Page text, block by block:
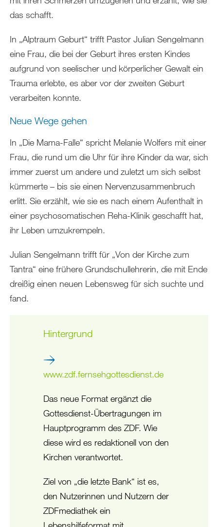
das schafft.
In „Alptraum Geburt“ trifft Pastor Julian Sengelmann
eine Frau, die bei der Geburt ihres ersten Kindes
aufgrund von seelischer und körperlicher Gewalt ein
Trauma erlebte, es aber vor der zweiten Geburt
verarbeiten konnte.
Neue Wege gehen
In „Die Mama-Falle“ spricht Melanie Wolfers mit einer
Frau, die rund um die Uhr für ihre Kinder da war, sich
immer zuerst um andere und zuletzt um sich selbst
kümmerte – bis sie einen Nervenzusammenbruch
erlitt. Sie erzählt, wie sie es nach einem Aufenthalt in
einer psychosomatischen Reha-Klinik geschafft hat,
ihr Leben umzukrempeln.
Julian Sengelmann trifft für „Von der Kirche zum
Tantra“ eine frühere Grundschullehrerin, die mit Ende
dreißig einen neuen Lebensweg für sich suchte und
fand.
Hintergrund
www.zdf.fernsehgottesdienst.de
Das neue Format ergänzt die
Gottesdienst-Übertragungen im
Hauptprogramm des ZDF. Wie
diese wird es redaktionell von den
Kirchen verantwortet.
Ziel von „die letzte Bank“ ist es,
den Nutzerinnen und Nutzern der
ZDFmediathek ein